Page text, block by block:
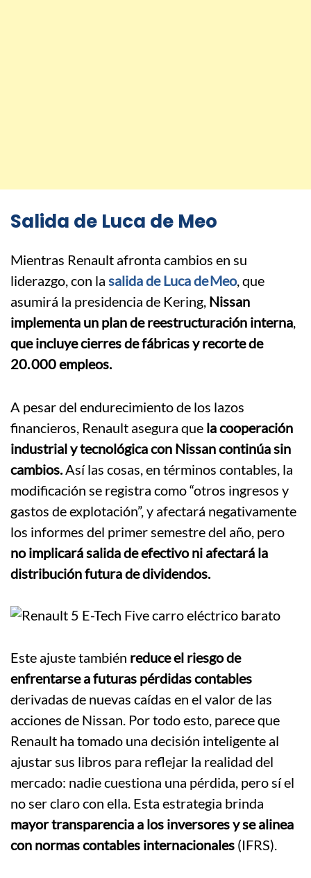
Salida de Luca de Meo
Mientras Renault afronta cambios en su
liderazgo, con la salida de Luca de Meo, que
asumirá la presidencia de Kering, Nissan
implementa un plan de reestructuración interna,
que incluye cierres de fábricas y recorte de
20. 000 empleos.
A pesar del endurecimiento de los lazos
financieros, Renault asegura que la cooperación
industrial y tecnológica con Nissan continúa sin
cambios.Así las cosas, en términos contables, la
modificación se registra como “otros ingresos y
gastos de explotación”, y afectará negativamente
los informes del primer semestre del año, pero
no implicará salida de efectivo ni afectará la
distribución futura de dividendos.
Este ajuste también reduce el riesgo de
enfrentarse a futuras pérdidas contables
derivadas de nuevas caídas en el valor de las
acciones de Nissan. Por todo esto, parece que
Renault ha tomado una decisión inteligente al
ajustar sus libros para reflejar la realidad del
mercado: nadie cuestiona una pérdida, pero sí el
no ser claro con ella. Esta estrategia brinda
mayor transparencia a los inversores y se alinea
con normas contables internacionales (IFRS).